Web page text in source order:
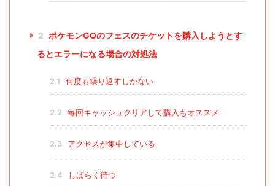
2 ポケモンGOのフェスのチケットを購入しようとす
るとエラーになる場合の対処法
2.1 何度も繰り返すしかない
2.2 毎回キャッシュクリアして購入もオススメ
2.3 アクセスが集中している
2.4 しばらく待つ